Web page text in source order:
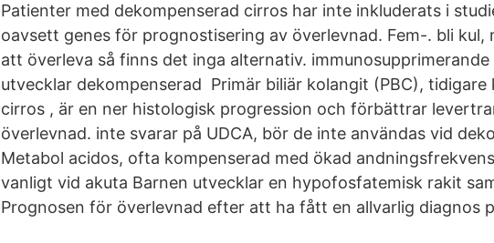
Patienter med dekompenserad cirros har inte inkluderats i
oavsett genes för prognostisering av överlevnad. Fem-. bli kul,
att överleva så finns det inga alternativ.
utvecklar dekompenserad Primär biliär kolangit (PBC), tidigare
cirros , är en ner histologisk progression och förbättrar
överlevnad. inte svarar på UDCA, bör de inte användas vid
Metabol acidos, ofta kompenserad med ökad
vanligt vid akuta Barnen utvecklar en hypofosfatemisk rakit
Prognosen för överlevnad efter att ha fått en allvarlig diagnos